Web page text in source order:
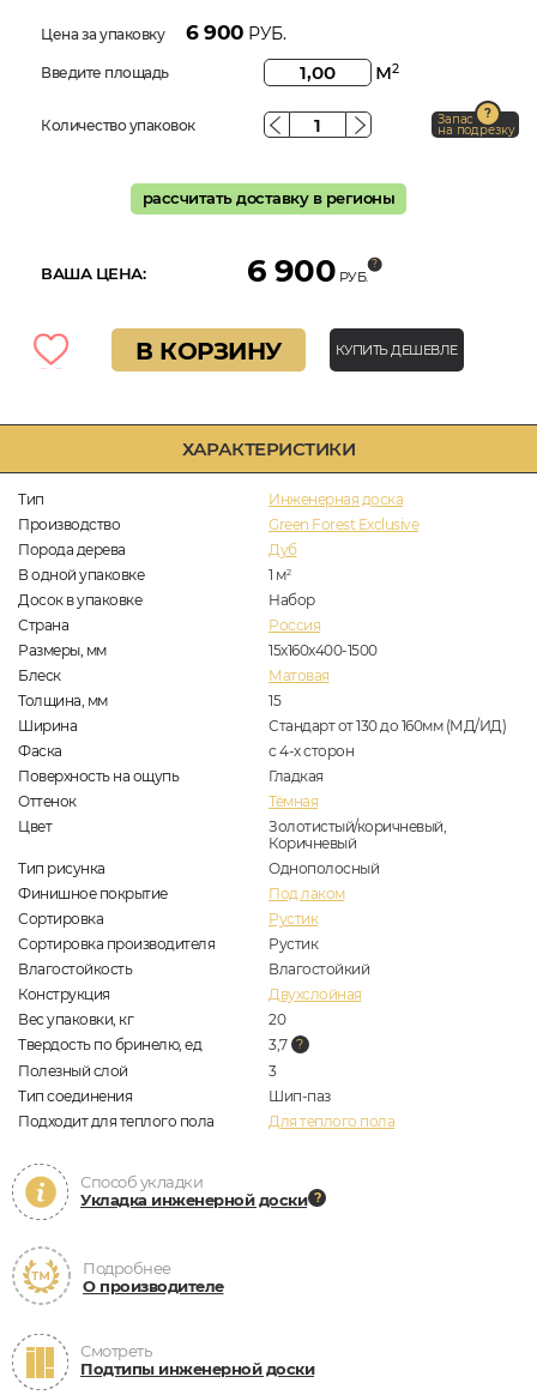
ХАРАКТЕРИСТИКИ
Тип
Инженерная доска
Производство
Green Forest Exclusive
Порода дерева
Дуб
В одной упаковке
1 м2
Досок в упаковке
Набор
Страна
Россия
Размеры, мм
15х160х400-1500
Блеск
Матовая
Толщина, мм
15
Ширина
Стандарт от 130 до 160мм (МД/ИД)
Фаска
с 4-х сторон
Поверхность на ощупь
Гладкая
Оттенок
Тёмная
Цвет
Золотистый/коричневый,
Коричневый
Тип рисунка
Однополосный
Финишное покрытие
Под лаком
Сортировка
Рустик
Сортировка производителя
Рустик
Влагостойкость
Влагостойкий
Конструкция
Двухслойная
Вес упаковки, кг
20
Твердость по бринелю, ед
3,7
Полезный слой
3
Тип соединения
Шип-паз
Подходит для теплого пола
Для теплого пола
Способ укладки
Укладка инженерной доски
Подробнее
О производителе
Смотреть
Подтипы инженерной доски
Цена за упаковку 6 900 РУБ.
Введите площадь м2
Количество упаковок Запас
на подрезку
рассчитать доставку в регионы
ВАША ЦЕНА: 6 900 РУБ.
В КОРЗИНУ КУПИТЬ ДЕШЕВЛЕ